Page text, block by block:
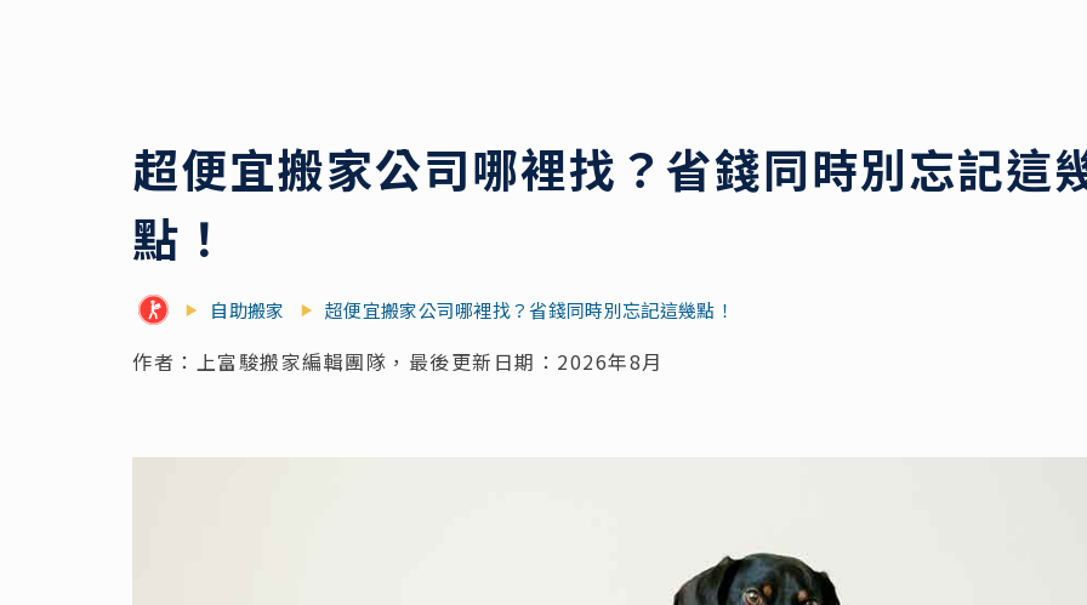
超便宜搬家公司哪裡找？省錢同時別忘記這
點！
自助搬家 超便宜搬家公司哪裡找？省錢同時別忘記這幾點！
作者：上富駿搬家編輯團隊，最後更新日期：2026年8月